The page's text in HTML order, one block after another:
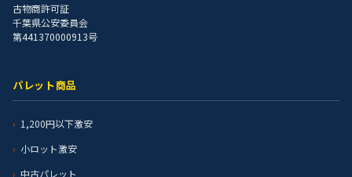
古物商許可証
千葉県公安委員会
第441370000913号
パレット商品
1,200円以下激安
小ロット激安
中古パレット